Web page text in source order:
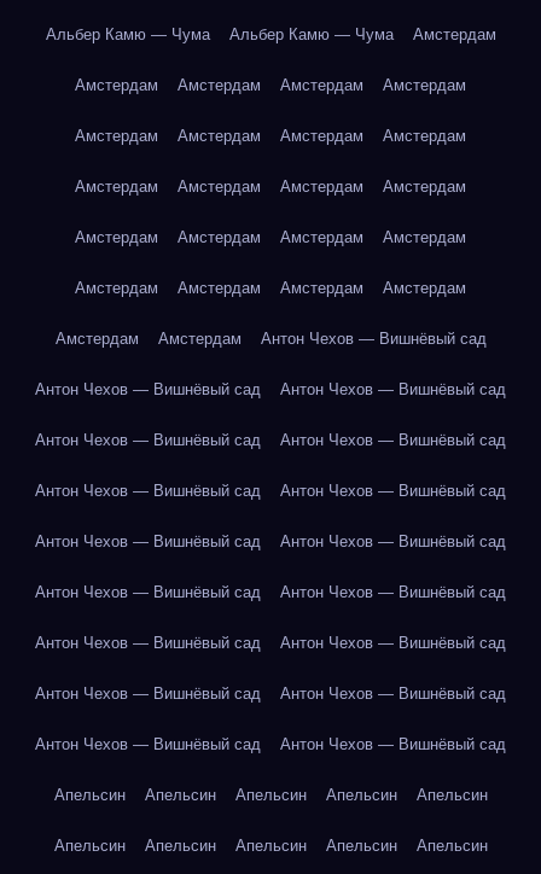
Альбер Камю — Чума Альбер Камю — Чума Амстердам
Амстердам Амстердам Амстердам Амстердам
Амстердам Амстердам Амстердам Амстердам
Амстердам Амстердам Амстердам Амстердам
Амстердам Амстердам Амстердам Амстердам
Амстердам Амстердам Амстердам Амстердам
Амстердам Амстердам Антон Чехов — Вишнёвый сад
Антон Чехов — Вишнёвый сад Антон Чехов — Вишнёвый сад
Антон Чехов — Вишнёвый сад Антон Чехов — Вишнёвый сад
Антон Чехов — Вишнёвый сад Антон Чехов — Вишнёвый сад
Антон Чехов — Вишнёвый сад Антон Чехов — Вишнёвый сад
Антон Чехов — Вишнёвый сад Антон Чехов — Вишнёвый сад
Антон Чехов — Вишнёвый сад Антон Чехов — Вишнёвый сад
Антон Чехов — Вишнёвый сад Антон Чехов — Вишнёвый сад
Антон Чехов — Вишнёвый сад Антон Чехов — Вишнёвый сад
Апельсин Апельсин Апельсин Апельсин Апельсин
Апельсин Апельсин Апельсин Апельсин Апельсин